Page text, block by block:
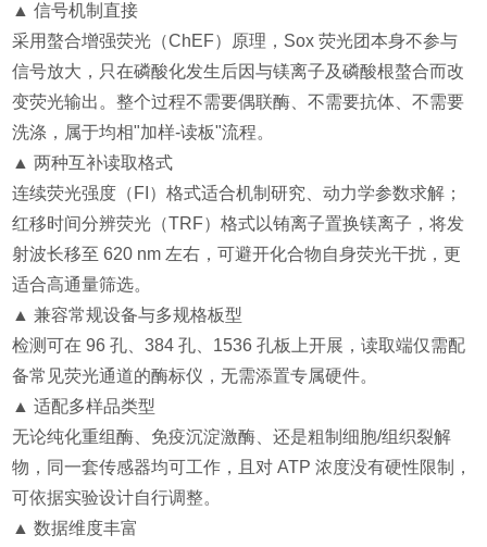
▲ 信号机制直接
采用螯合增强荧光（ChEF）原理，Sox 荧光团本身不参与
信号放大，只在磷酸化发生后因与镁离子及磷酸根螯合而改
变荧光输出。整个过程不需要偶联酶、不需要抗体、不需要
洗涤，属于均相"加样-读板"流程。
▲ 两种互补读取格式
连续荧光强度（FI）格式适合机制研究、动力学参数求解；
红移时间分辨荧光（TRF）格式以铕离子置换镁离子，将发
射波长移至 620 nm 左右，可避开化合物自身荧光干扰，更
适合高通量筛选。
▲ 兼容常规设备与多规格板型
检测可在 96 孔、384 孔、1536 孔板上开展，读取端仅需配
备常见荧光通道的酶标仪，无需添置专属硬件。
▲ 适配多样品类型
无论纯化重组酶、免疫沉淀激酶、还是粗制细胞/组织裂解
物，同一套传感器均可工作，且对 ATP 浓度没有硬性限制，
可依据实验设计自行调整。
▲ 数据维度丰富